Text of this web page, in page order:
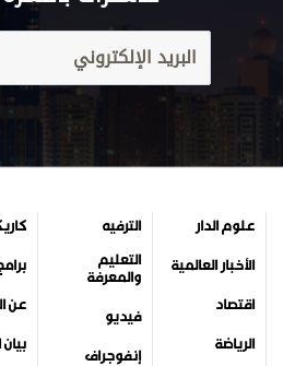
علوم الدار
الأخبار العالمية
اقتصاد
الرياضة
الترفيه
التعليم
والمعرفة
فيديو
إنفوجراف
عن